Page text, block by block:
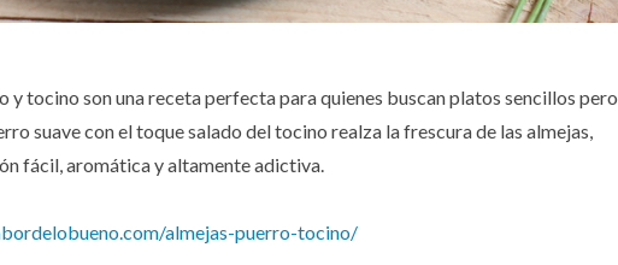
y tocino son una receta perfecta para quienes buscan platos sencillos pero
suave con el toque salado del tocino realza la frescura de las almejas,
fácil, aromática y altamente adictiva.
almejas-puerro-tocino/